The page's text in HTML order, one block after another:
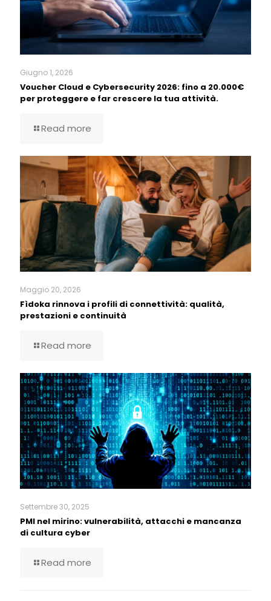
Giugno 1, 2026
Voucher Cloud e Cybersecurity 2026: fino a 20.000€
per proteggere e far crescere la tua attività.
Read more
Maggio 20, 2026
Fìdoka rinnova i profili di connettività: qualità,
prestazioni e continuità
Read more
Settembre 30, 2025
PMI nel mirino: vulnerabilità, attacchi e mancanza
di cultura cyber
Read more